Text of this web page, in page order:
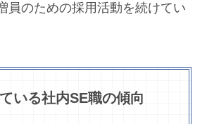
員のための採用活動を続けてい
いる社内SE職の傾向